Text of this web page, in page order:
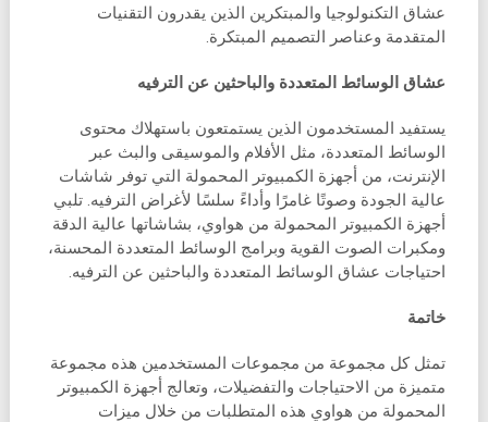
عشاق التكنولوجيا والمبتكرين الذين يقدرون التقنيات
المتقدمة وعناصر التصميم المبتكرة.
عشاق الوسائط المتعددة والباحثين عن الترفيه
يستفيد المستخدمون الذين يستمتعون باستهلاك محتوى
الوسائط المتعددة، مثل الأفلام والموسيقى والبث عبر
الإنترنت، من أجهزة الكمبيوتر المحمولة التي توفر شاشات
عالية الجودة وصوتًا غامرًا وأداءً سلسًا لأغراض الترفيه. تلبي
أجهزة الكمبيوتر المحمولة من هواوي، بشاشاتها عالية الدقة
ومكبرات الصوت القوية وبرامج الوسائط المتعددة المحسنة،
احتياجات عشاق الوسائط المتعددة والباحثين عن الترفيه.
خاتمة
تمثل كل مجموعة من مجموعات المستخدمين هذه مجموعة
متميزة من الاحتياجات والتفضيلات، وتعالج أجهزة الكمبيوتر
المحمولة من هواوي هذه المتطلبات من خلال ميزات